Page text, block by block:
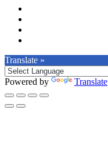
Translate »
Powered by Translate